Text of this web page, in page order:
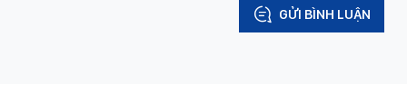
GỬI BÌNH LUẬN